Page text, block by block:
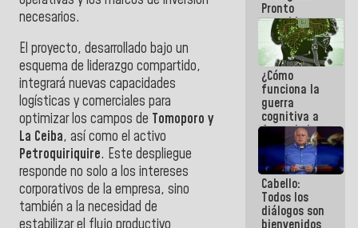
necesarios.
El proyecto, desarrollado bajo un
esquema de liderazgo compartido,
integrará nuevas capacidades
logísticas y comerciales para
optimizar los campos de Tomoporo y
La Ceiba, así como el activo
Petroquiriquire. Este despliegue
responde no solo a los intereses
corporativos de la empresa, sino
también a la necesidad de
Pronto
restableceremos
las
operaciones
en el
Aeropuerto
Internacional
de
Maiquetía
¿Cómo
funciona la
guerra
cognitiva a
favor de la
narrativa
hegemónica?
(1)
Cabello:
Todos los
diálogos son